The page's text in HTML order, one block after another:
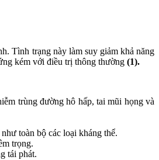
Tình trạng này làm suy giảm khả năng
kém với điều trị thông thường (1).
trùng đường hô hấp, tai mũi họng và
toàn bộ các loại kháng thể.
trọng.
tái phát.